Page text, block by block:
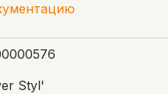
Styl'